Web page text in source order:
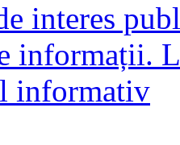
interes
informații.
informativ